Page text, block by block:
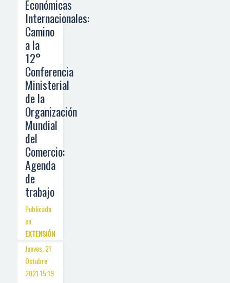
Económicas
Internacionales:
Camino
a la
12°
Conferencia
Ministerial
de la
Organización
Mundial
del
Comercio:
Agenda
de
trabajo
Publicado
en
EXTENSIÓN
Jueves, 21
Octubre
2021 15:19